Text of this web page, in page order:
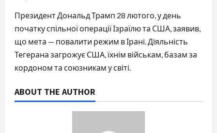
Президент Дональд Трамп 28 лютого, у день
початку спільної операції Ізраїлю та США, заявив,
що мета — повалити режим в Ірані. Діяльність
Тегерана загрожує США, їхнім військам, базам за
кордоном та союзникам у світі.
ABOUT THE AUTHOR